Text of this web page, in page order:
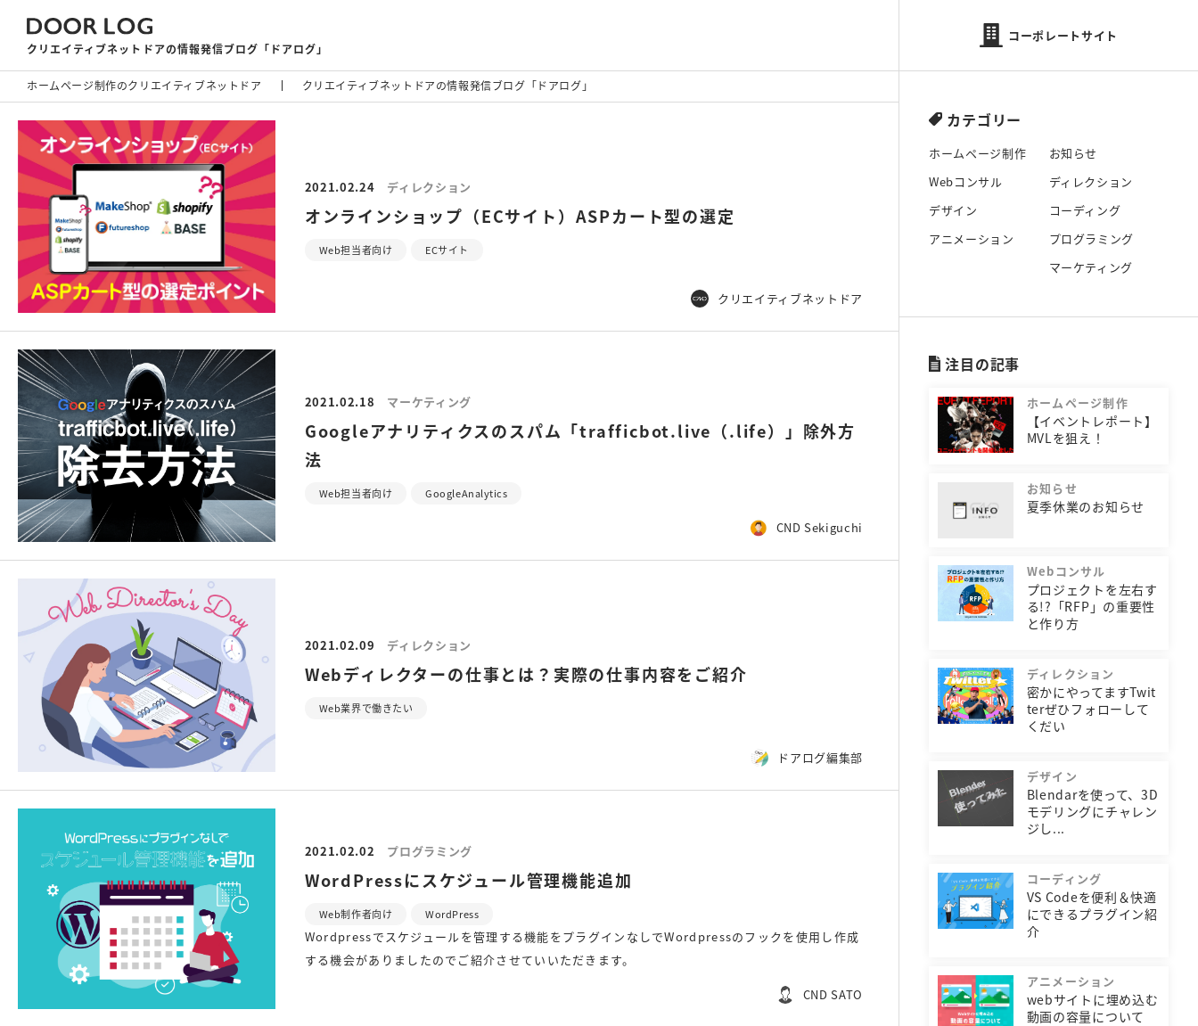
クリエイティブネットドアの情報発信ブログ「ドアログ」
コーポレートサイト
ホームページ制作のクリエイティブネットドア クリエイティブネットドアの情報発信ブログ「ドアログ」
2021.02.24 ディレクション
オンラインショップ（ECサイト）ASPカート型の選定
Web担当者向け ECサイト
クリエイティブネットドア
2021.02.18 マーケティング
Googleアナリティクスのスパム「trafficbot.live（.life）」除外方
法
Web担当者向け GoogleAnalytics
CND Sekiguchi
2021.02.09 ディレクション
Webディレクターの仕事とは？実際の仕事内容をご紹介
Web業界で働きたい
ドアログ編集部
2021.02.02 プログラミング
WordPressにスケジュール管理機能追加
Web制作者向け WordPress
Wordpressでスケジュールを管理する機能をプラグインなしでWordpressのフックを使用し作成
する機会がありましたのでご紹介させていいただきます。
CND SATO
カテゴリー
ホームページ制作
お知らせ
Webコンサル
ディレクション
デザイン
コーディング
アニメーション
プログラミング
マーケティング
注目の記事
ホームページ制作
【イベントレポート】
MVLを狙え！
お知らせ
夏季休業のお知らせ
Webコンサル
プロジェクトを左右す
る!?「RFP」の重要性
と作り方
ディレクション
密かにやってますTwit
terぜひフォローして
くだい
デザイン
Blendarを使って、3D
モデリングにチャレン
ジし...
コーディング
VS Codeを便利＆快適
にできるプラグイン紹
介
アニメーション
webサイトに埋め込む
動画の容量について